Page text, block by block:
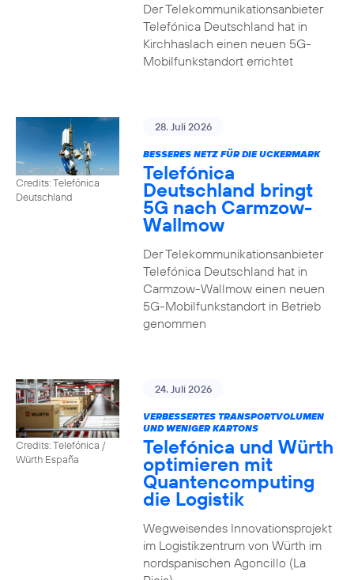
Der Telekommunikationsanbieter
Telefónica Deutschland hat in
Kirchhaslach einen neuen 5G-
Mobilfunkstandort errichtet
Credits: Telefónica
Deutschland
28. Juli 2026
BESSERES NETZ FÜR DIE UCKERMARK
Telefónica
Deutschland bringt
5G nach Carmzow-
Wallmow
Der Telekommunikationsanbieter
Telefónica Deutschland hat in
Carmzow-Wallmow einen neuen
5G-Mobilfunkstandort in Betrieb
genommen
Credits: Telefónica /
Würth España
24. Juli 2026
VERBESSERTES TRANSPORTVOLUMEN
UND WENIGER KARTONS
Telefónica und Würth
optimieren mit
Quantencomputing
die Logistik
Wegweisendes Innovationsprojekt
im Logistikzentrum von Würth im
nordspanischen Agoncillo (La